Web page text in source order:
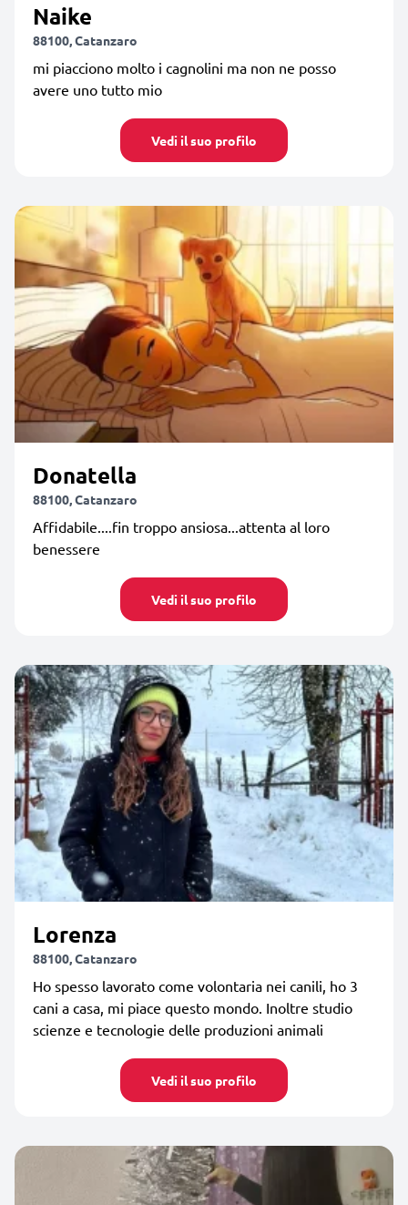
Naike
88100, Catanzaro
mi piacciono molto i cagnolini ma non ne posso
avere uno tutto mio
Vedi il suo profilo
Donatella
88100, Catanzaro
Affidabile....fin troppo ansiosa...attenta al loro
benessere
Vedi il suo profilo
Lorenza
88100, Catanzaro
Ho spesso lavorato come volontaria nei canili, ho 3
cani a casa, mi piace questo mondo. Inoltre studio
scienze e tecnologie delle produzioni animali
Vedi il suo profilo